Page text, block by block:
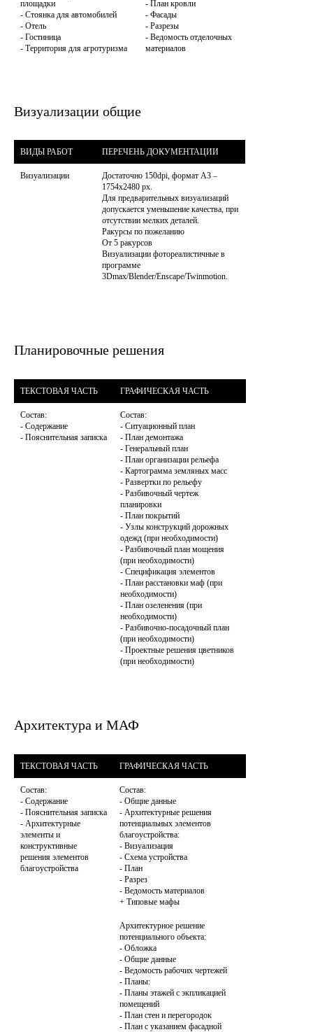
площадки
- Стоянка для автомобилей
- Отель
- Гостиница
- Территория для агротуризма
- План кровли
- Фасады
- Разрезы
- Ведомость отделочных
материалов
Визуализации общие
ВИДЫ РАБОТ ПЕРЕЧЕНЬ ДОКУМЕНТАЦИИ
Визуализации
Достаточно 150dpi, формат А3 –
1754x2480 px.
Для предварительных визуализаций
допускается уменьшение качества, при
отсутствии мелких деталей.
Ракурсы по пожеланию
От 5 ракурсов
Визуализации фотореалистичные в
программе
3Dmax/Blender/Enscape/Twinmotion.
Планировочные решения
ТЕКСТОВАЯ ЧАСТЬ ГРАФИЧЕСКАЯ ЧАСТЬ
Состав:
- Содержание
- Пояснительная записка
Состав:
- Ситуационный план
- План демонтажа
- Генеральный план
- План организации рельефа
- Картограмма земляных масс
- Развертки по рельефу
- Разбивочный чертеж
планировки
- План покрытий
- Узлы конструкций дорожных
одежд (при необходимости)
- Разбивочный план мощения
(при необходимости)
- Спецификация элементов
- План расстановки маф (при
необходимости)
- План озеленения (при
необходимости)
- Разбивочно-посадочный план
(при необходимости)
- Проектные решения цветников
(при необходимости)
Архитектура и МАФ
ТЕКСТОВАЯ ЧАСТЬ ГРАФИЧЕСКАЯ ЧАСТЬ
Состав:
- Содержание
- Пояснительная записка
- Архитектурные
элементы и
конструктивные
решения элементов
благоустройства
Состав:
- Общие данные
- Архитектурные решения
потенциальных элементов
благоустройства:
- Визуализация
- Схема устройства
- План
- Разрез
- Ведомость материалов
Архитектурное решение
потенциального объекта:
- Обложка
- Общие данные
- Ведомость рабочих чертежей
- Планы:
- Планы этажей с экпликацией
помещений
- План стен и перегородок
- План с указанием фасадной